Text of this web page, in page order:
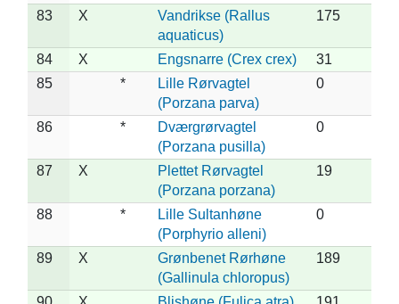
83 X
Vandrikse (Rallus
aquaticus)
175
84 X Engsnarre (Crex crex)
31
85
*
Lille Rørvagtel
(Porzana parva)
0
86 *
Dværgrørvagtel
(Porzana pusilla)
0
87 X
Plettet Rørvagtel
(Porzana porzana)
19
88 *
Lille Sultanhøne
(Porphyrio alleni)
0
89 X
Grønbenet Rørhøne
(Gallinula chloropus)
189